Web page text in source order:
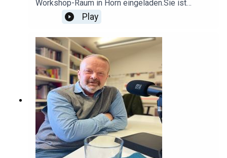
Workshop-Raum in Horn eingeladen.Sie ist
Künstlerin und bietet Workshops für
Handlettering an. Bevor sie ihre Liebe zum
„Schön-schreiben" zum Beruf gemacht hat, war
sie Pastoralassistentin und Lehrerin. Theresa
erzählt von Prozessen, die bei den Workshop-
Teilnehmern entstehen, und dass Handlettering
mehr ist als „Schön-schreiben" ist.Es unterstützt
unteranderem die Entspannung,
Durchhaltevermögen, Freude uvm. und bringt uns
uns selbst ein Stückchen
näher.www.schriftenvielfalt.comwww.instagram.co
m/schriftenvielfaltwww.facebook.com/schriftenvi
elfalthttps://www.linkedin.com/in/theresalichtene
gger/
Play